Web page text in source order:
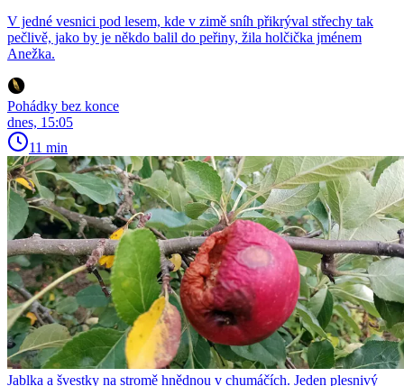
V jedné vesnici pod lesem, kde v zimě sníh přikrýval střechy tak
pečlivě, jako by je někdo balil do peřiny, žila holčička jménem
Anežka.
Pohádky bez konce
dnes, 15:05
11 min
Jablka a švestky na stromě hnědnou v chumáčích. Jeden plesnivý